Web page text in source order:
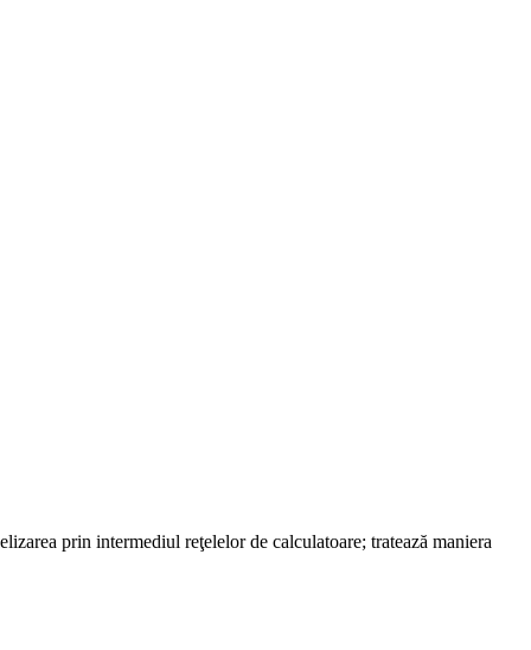
prin intermediul reţelelor de calculatoare; tratează maniera